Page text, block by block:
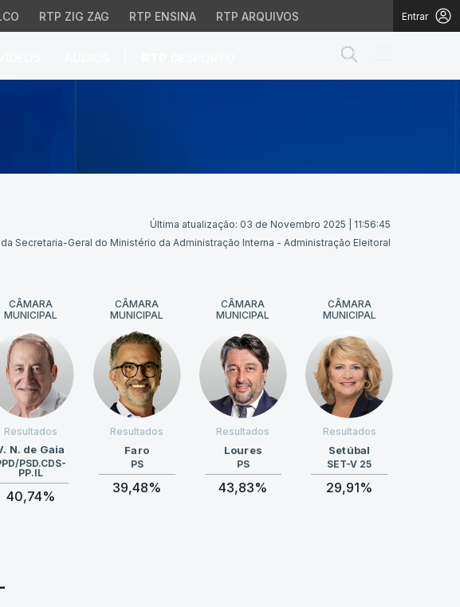
RTP ZIG ZAG RTP ENSINA RTP ARQUIVOS Entrar
Última atualização: 03 de Novembro 2025 | 11:56:45
Secretaria-Geral do Ministério da Administração Interna - Administração Eleitoral
CÂMARA
MUNICIPAL
Resultados
N. de Gaia
PSD.CDS-
PP.IL
40,74%
CÂMARA
MUNICIPAL
Resultados
Faro
PS
39,48%
CÂMARA
MUNICIPAL
Resultados
Loures
PS
43,83%
CÂMARA
MUNICIPAL
Resultados
Setúbal
SET-V 25
29,91%